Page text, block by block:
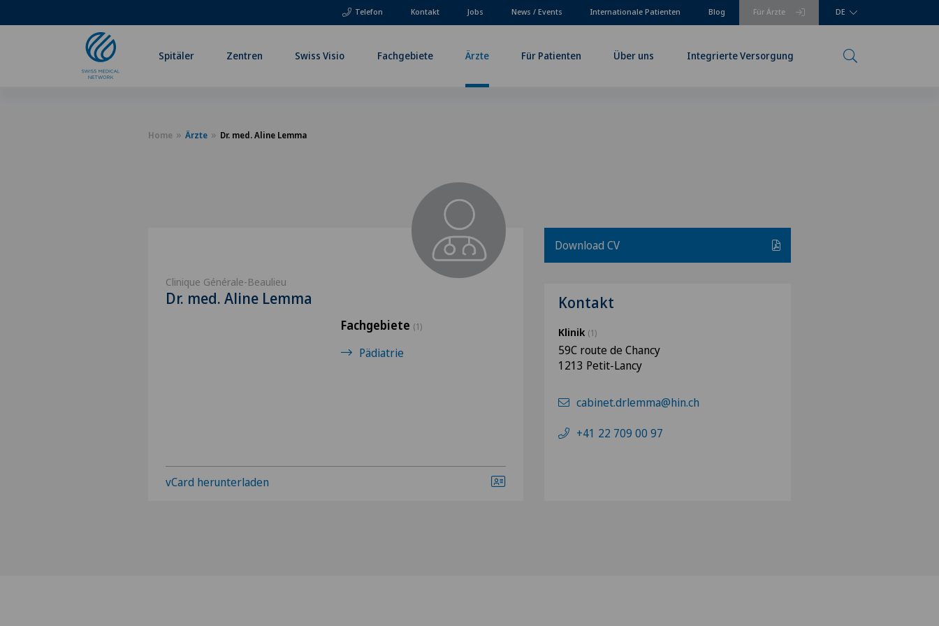
Telefon Für Ärzte
Kontakt Jobs News / Events Internationale Patienten Blog DE
Spitäler Zentren Swiss Visio Fachgebiete Ärzte Für Patienten Über uns Integrierte Versorgung
Home Ärzte Dr. med. Aline Lemma
Clinique Générale-Beaulieu
Dr. med. Aline Lemma
Fachgebiete (1)
Pädiatrie
vCard herunterladen
Download CV
Kontakt
Klinik (1)
59C route de Chancy
1213 Petit-Lancy
cabinet.drlemma@hin.ch
+41 22 709 00 97